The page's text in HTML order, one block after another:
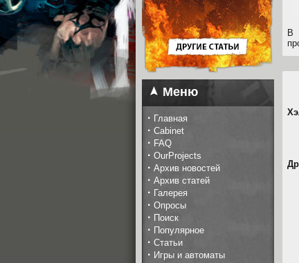
Меню
· Главная
· Cabinet
· FAQ
· OurProjects
· Архив новостей
· Архив статей
· Галерея
· Опросы
· Поиск
· Популярное
· Статьи
· Игры и автоматы
В